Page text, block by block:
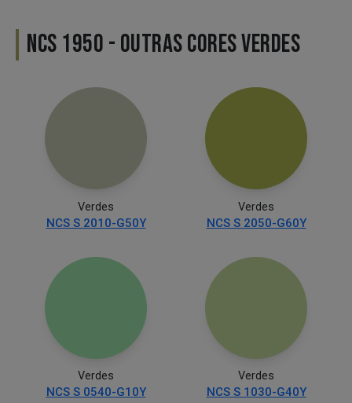
NCS 1950 - OUTRAS CORES VERDES
Verdes
NCS S 2010-G50Y
Verdes
NCS S 2050-G60Y
Verdes
NCS S 0540-G10Y
Verdes
NCS S 1030-G40Y